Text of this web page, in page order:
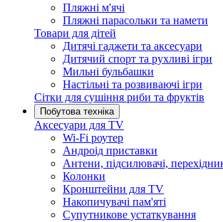
Пляжні м'ячі
Пляжні парасольки та намети
Товари для дітей
Дитячі гаджети та аксесуари
Дитячий спорт та рухливі ігри
Мильні бульбашки
Настільні та розвиваючі ігри
Сітки для сушіння риби та фруктів
Побутова техніка
Аксесуари для TV
Wi-Fi роутер
Андроід приставки
Антени, підсилювачі,
Колонки
Кронштейни для TV
Накопичувачі пам'яті
Супутникове устаткування